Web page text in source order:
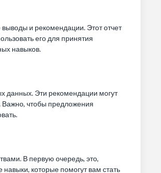
и рекомендации. Этот отчет
его для принятия
навыков.
данных. Эти рекомендации могут
Важно, чтобы предложения
В первую очередь, это,
которые помогут вам стать